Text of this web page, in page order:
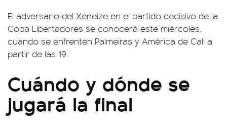
El adversario del Xeneize en el partido decisivo de la
Copa Libertadores se conocerá este miércoles,
cuando se enfrenten Palmeiras y América de Cali a
partir de las 19.
Cuándo y dónde se
jugará la final